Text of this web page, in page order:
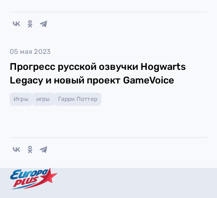
05 мая 2023
Прогресс русской озвучки Hogwarts
Legacy и новый проект GameVoice
Игры игры Гарри Поттер